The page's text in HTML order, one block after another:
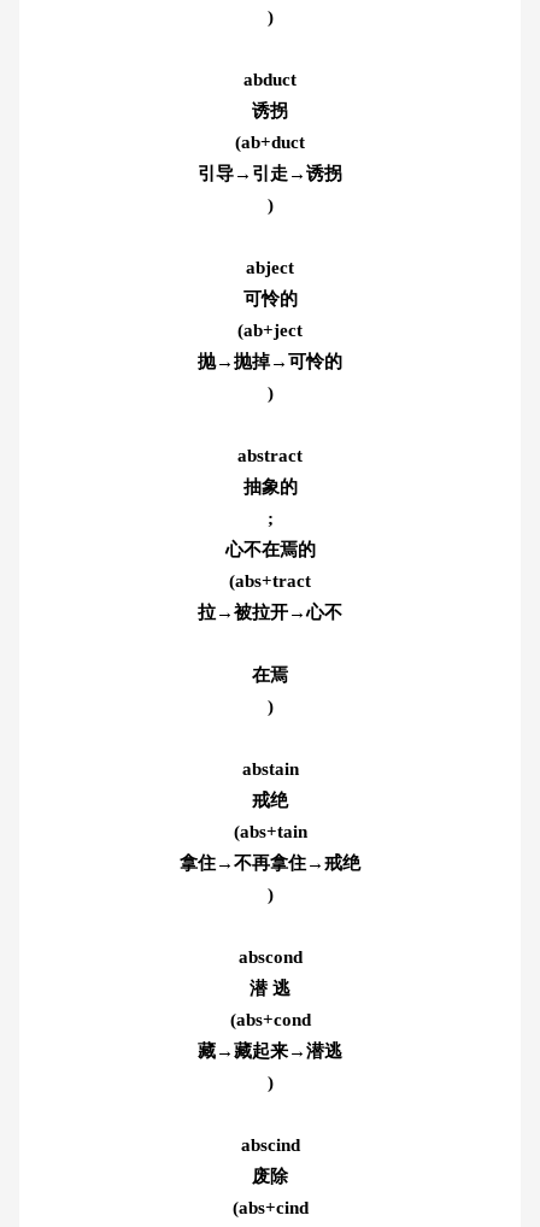
)
abduct
诱拐
(ab+duct
引导→引走→诱拐
)
abject
可怜的
(ab+ject
抛→抛掉→可怜的
)
abstract
抽象的
;
心不在焉的
(abs+tract
拉→被拉开→心不
在焉
)
abstain
戒绝
(abs+tain
拿住→不再拿住→戒绝
)
abscond
潜 逃
(abs+cond
藏→藏起来→潜逃
)
abscind
废除
(abs+cind